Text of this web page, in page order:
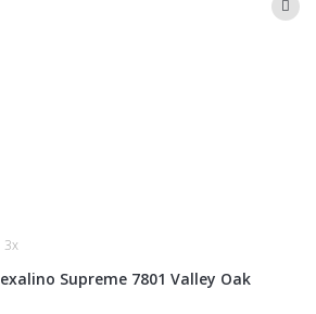
3x
Supreme 7801 Valley Oak